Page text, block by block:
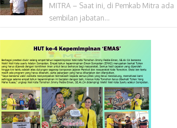
MITRA – Saat ini, di Pemkab Mitra ada
sembilan jabatan...